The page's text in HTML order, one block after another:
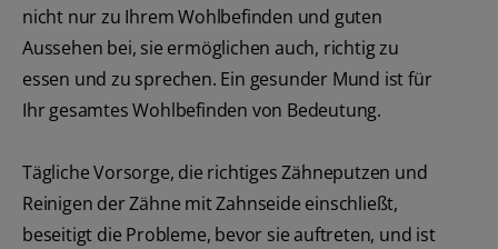
nicht nur zu Ihrem Wohlbefinden und guten
Aussehen bei, sie ermöglichen auch, richtig zu
essen und zu sprechen. Ein gesunder Mund ist für
Ihr gesamtes Wohlbefinden von Bedeutung.
Tägliche Vorsorge, die richtiges Zähneputzen und
Reinigen der Zähne mit Zahnseide einschließt,
beseitigt die Probleme, bevor sie auftreten, und ist